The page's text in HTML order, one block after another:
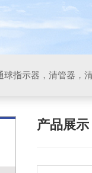
球指示器，清管器，
产品展示